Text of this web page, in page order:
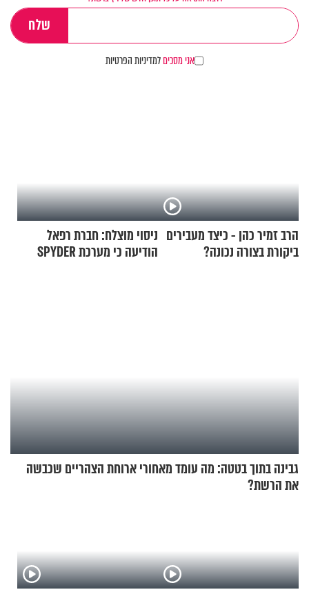
אני מסכיםלמדיניות הפרטיות
הרב זמיר כהן - כיצד מעבירים
ביקורת בצורה נכונה?
ניסוי מוצלח: חברת רפאל
הודיעה כי מערכת SPYDER
גבינה בתוך בטטה: מה עומד מאחורי ארוחת הצהריים שכבשה
את הרשת?